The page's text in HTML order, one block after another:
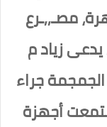
مصـ,,ـرع
زياد م
جراء
أجهزة